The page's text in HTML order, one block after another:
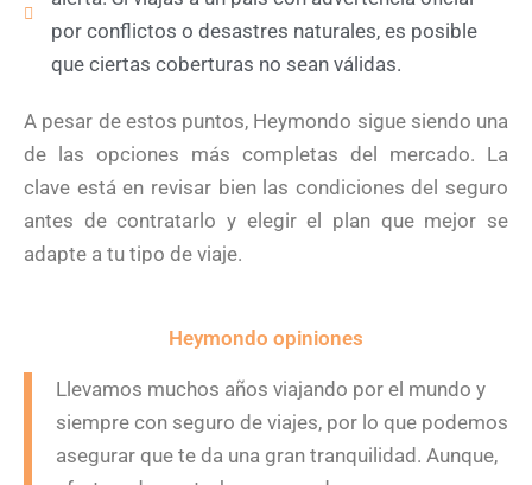
por conflictos o desastres naturales, es posible
que ciertas coberturas no sean válidas.
A pesar de estos puntos, Heymondo sigue siendo una
de las opciones más completas del mercado. La
clave está en revisar bien las condiciones del seguro
antes de contratarlo y elegir el plan que mejor se
adapte a tu tipo de viaje.
Heymondo opiniones
Llevamos muchos años viajando por el mundo y
siempre con seguro de viajes, por lo que podemos
asegurar que te da una gran tranquilidad. Aunque,